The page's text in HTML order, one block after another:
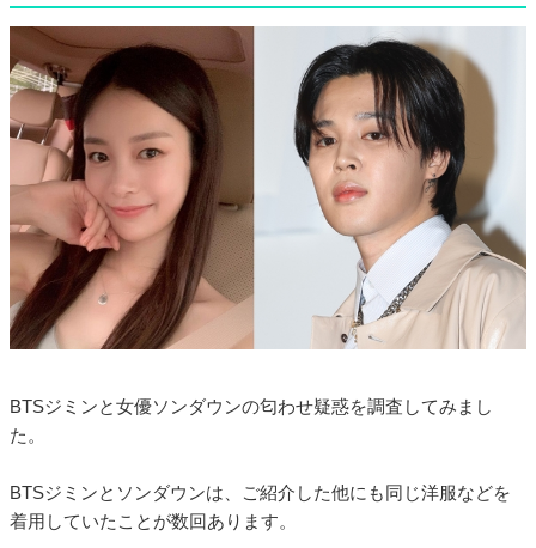
BTSジミンと女優ソンダウンの匂わせ疑惑を調査してみまし
た。
BTSジミンとソンダウンは、ご紹介した他にも同じ洋服などを
着用していたことが数回あります。